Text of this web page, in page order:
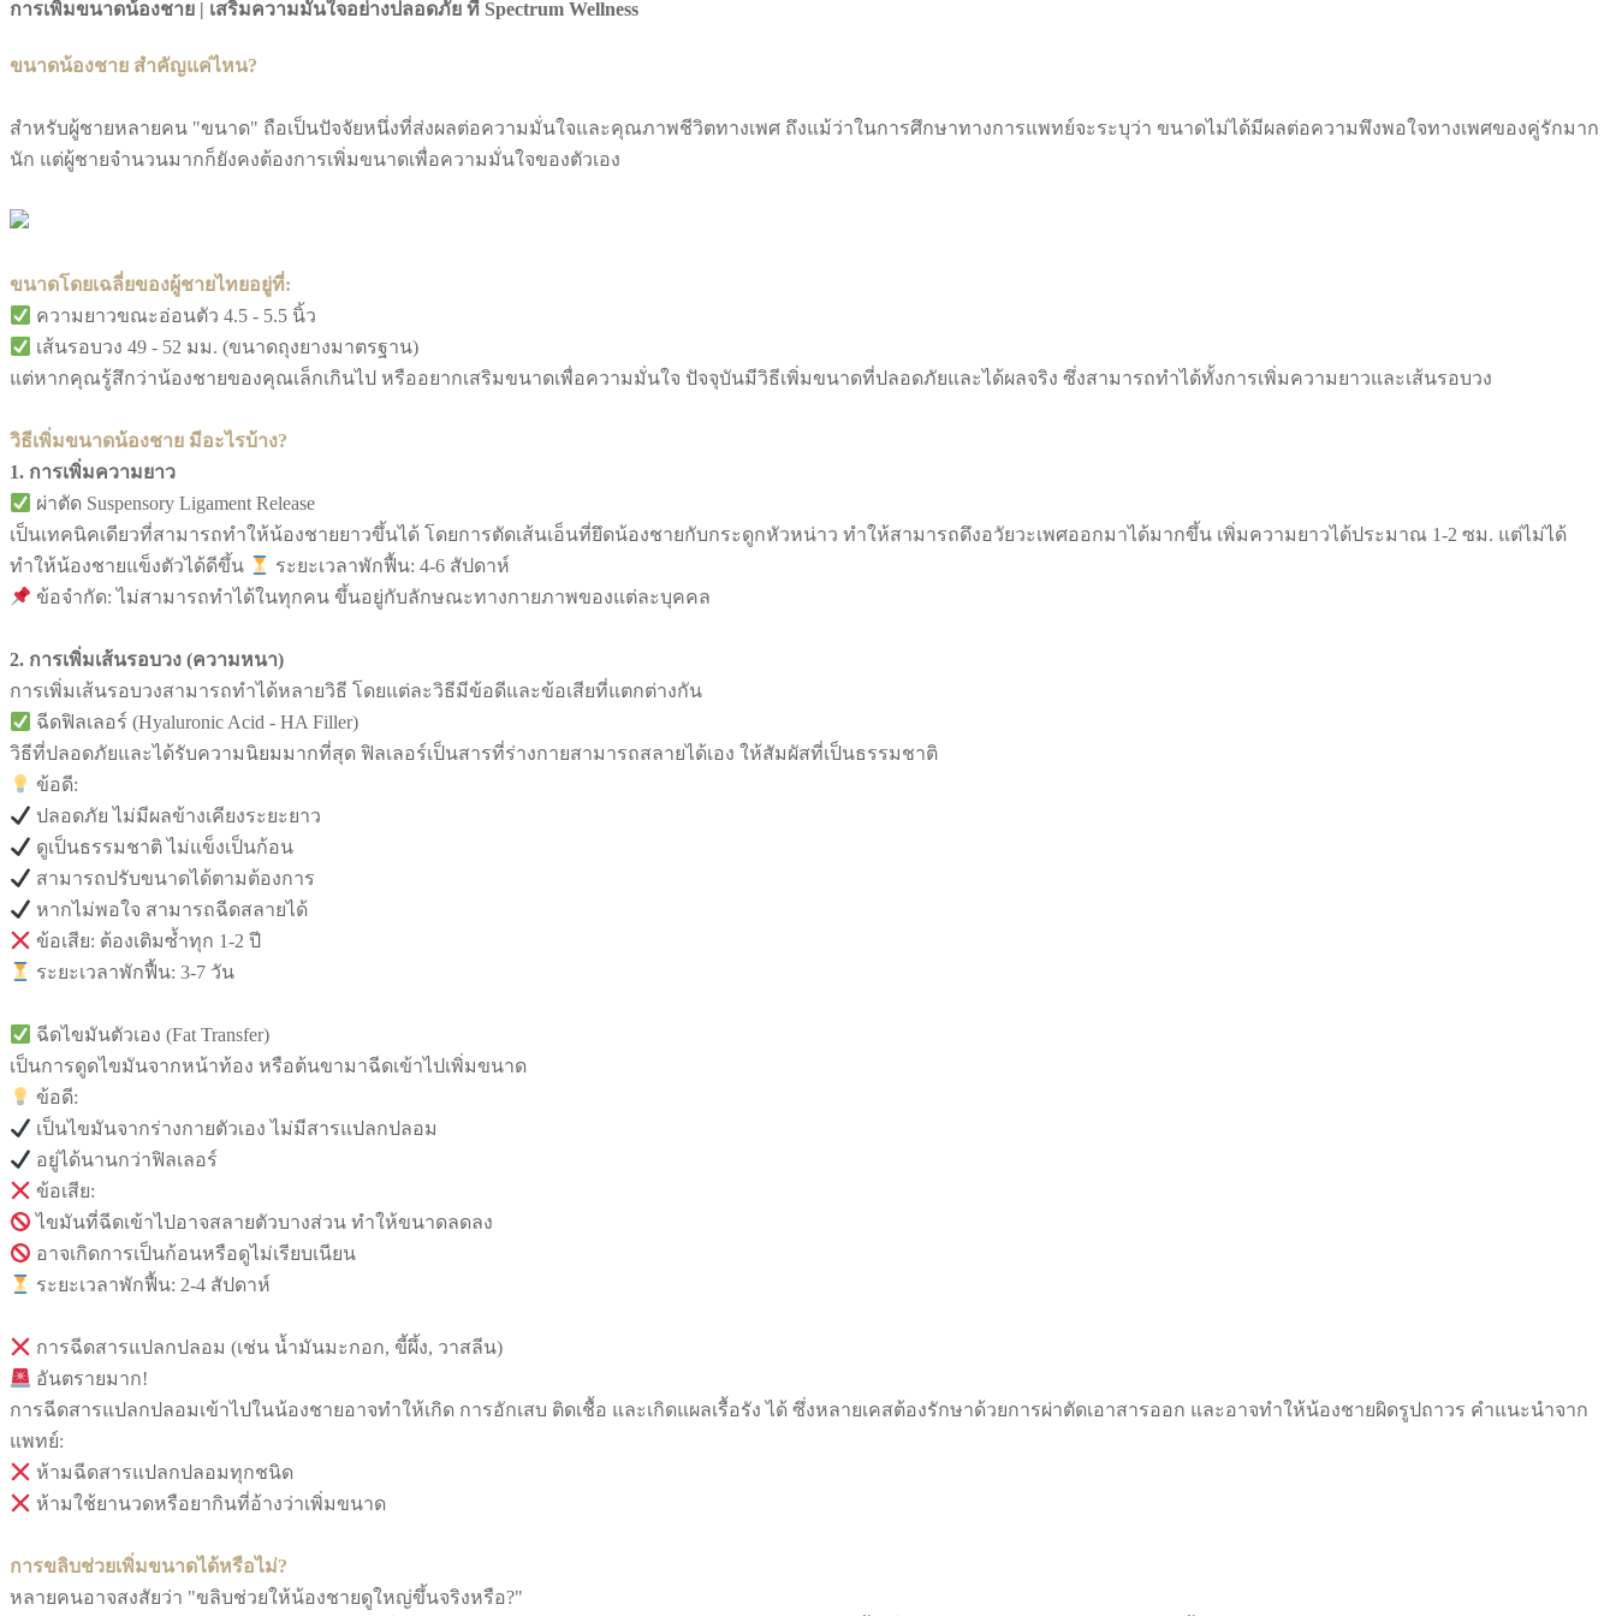
การเพิ่มขนาดน้องชาย | เสริมความมั่นใจอย่างปลอดภัย ที่ Spectrum Wellness
ขนาดน้องชาย สำคัญแค่ไหน?
สำหรับผู้ชายหลายคน "ขนาด" ถือเป็นปัจจัยหนึ่งที่ส่งผลต่อความมั่นใจและคุณภาพชีวิตทางเพศ ถึงแม้ว่าในการศึกษาทางการแพทย์จะระบุว่า ขนาดไม่ได้มีผลต่อความพึงพอใจทางเพศของคู่รักมาก
นัก แต่ผู้ชายจำนวนมากก็ยังคงต้องการเพิ่มขนาดเพื่อความมั่นใจของตัวเอง
ขนาดโดยเฉลี่ยของผู้ชายไทยอยู่ที่:
ความยาวขณะอ่อนตัว 4.5 - 5.5 นิ้ว
เส้นรอบวง 49 - 52 มม. (ขนาดถุงยางมาตรฐาน)
แต่หากคุณรู้สึกว่าน้องชายของคุณเล็กเกินไป หรืออยากเสริมขนาดเพื่อความมั่นใจ ปัจจุบันมีวิธีเพิ่มขนาดที่ปลอดภัยและได้ผลจริง ซึ่งสามารถทำได้ทั้งการเพิ่มความยาวและเส้นรอบวง
วิธีเพิ่มขนาดน้องชาย มีอะไรบ้าง?
1. การเพิ่มความยาว
ผ่าตัด Suspensory Ligament Release
เป็นเทคนิคเดียวที่สามารถทำให้น้องชายยาวขึ้นได้ โดยการตัดเส้นเอ็นที่ยึดน้องชายกับกระดูกหัวหน่าว ทำให้สามารถดึงอวัยวะเพศออกมาได้มากขึ้น เพิ่มความยาวได้ประมาณ 1-2 ซม. แต่ไม่ได้
ทำให้น้องชายแข็งตัวได้ดีขึ้น
ระยะเวลาพักฟื้น: 4-6 สัปดาห์
ข้อจำกัด: ไม่สามารถทำได้ในทุกคน ขึ้นอยู่กับลักษณะทางกายภาพของแต่ละบุคคล
2. การเพิ่มเส้นรอบวง (ความหนา)
การเพิ่มเส้นรอบวงสามารถทำได้หลายวิธี โดยแต่ละวิธีมีข้อดีและข้อเสียที่แตกต่างกัน
ฉีดฟิลเลอร์ (Hyaluronic Acid - HA Filler)
วิธีที่ปลอดภัยและได้รับความนิยมมากที่สุด ฟิลเลอร์เป็นสารที่ร่างกายสามารถสลายได้เอง ให้สัมผัสที่เป็นธรรมชาติ
ข้อดี:
ปลอดภัย ไม่มีผลข้างเคียงระยะยาว
ดูเป็นธรรมชาติ ไม่แข็งเป็นก้อน
สามารถปรับขนาดได้ตามต้องการ
หากไม่พอใจ สามารถฉีดสลายได้
ข้อเสีย: ต้องเติมซ้ำทุก 1-2 ปี
ระยะเวลาพักฟื้น: 3-7 วัน
ฉีดไขมันตัวเอง (Fat Transfer)
เป็นการดูดไขมันจากหน้าท้อง หรือต้นขามาฉีดเข้าไปเพิ่มขนาด
ข้อดี:
เป็นไขมันจากร่างกายตัวเอง ไม่มีสารแปลกปลอม
อยู่ได้นานกว่าฟิลเลอร์
ข้อเสีย:
ไขมันที่ฉีดเข้าไปอาจสลายตัวบางส่วน ทำให้ขนาดลดลง
อาจเกิดการเป็นก้อนหรือดูไม่เรียบเนียน
ระยะเวลาพักฟื้น: 2-4 สัปดาห์
การฉีดสารแปลกปลอม (เช่น น้ำมันมะกอก, ขี้ผึ้ง, วาสลีน)
อันตรายมาก!
การฉีดสารแปลกปลอมเข้าไปในน้องชายอาจทำให้เกิด การอักเสบ ติดเชื้อ และเกิดแผลเรื้อรัง ได้ ซึ่งหลายเคสต้องรักษาด้วยการผ่าตัดเอาสารออก และอาจทำให้น้องชายผิดรูปถาวร คำแนะนำจาก
แพทย์:
ห้ามฉีดสารแปลกปลอมทุกชนิด
ห้ามใช้ยานวดหรือยากินที่อ้างว่าเพิ่มขนาด
การขลิบช่วยเพิ่มขนาดได้หรือไม่?
หลายคนอาจสงสัยว่า "ขลิบช่วยให้น้องชายดูใหญ่ขึ้นจริงหรือ?"